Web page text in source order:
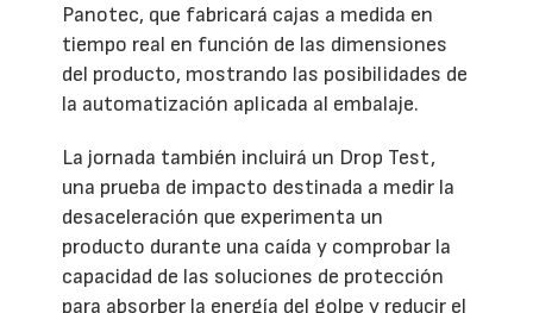
Panotec, que fabricará cajas a medida en
tiempo real en función de las dimensiones
del producto, mostrando las posibilidades de
la automatización aplicada al embalaje.
La jornada también incluirá un Drop Test,
una prueba de impacto destinada a medir la
desaceleración que experimenta un
producto durante una caída y comprobar la
capacidad de las soluciones de protección
para absorber la energía del golpe y reducir el